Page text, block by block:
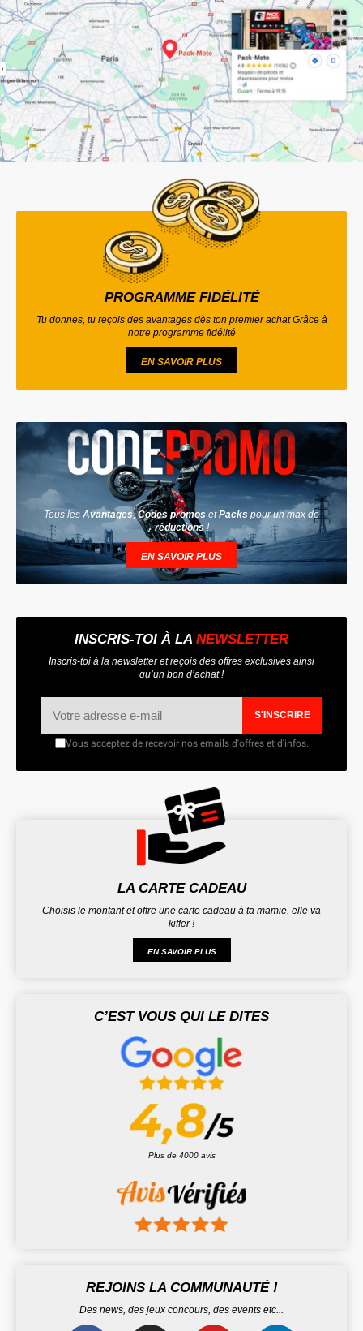
PROGRAMME FIDÉLITÉ
Tu donnes, tu reçois des avantages dès ton premier achat Grâce à
notre programme fidélité
EN SAVOIR PLUS
Tous les Avantages,Codes promos etPacks pour un max de
réductions !
EN SAVOIR PLUS
INSCRIS-TOI À LA NEWSLETTER
Inscris-toi à la newsletter et reçois des offres exclusives ainsi
qu’un bon d’achat !
S'INSCRIRE
Vous acceptez de recevoir nos emails d'offres et d'infos.
LA CARTE CADEAU
Choisis le montant et offre une carte cadeau à ta mamie, elle va
kiffer !
EN SAVOIR PLUS
C’EST VOUS QUI LE DITES
Plus de 4000 avis
REJOINS LA COMMUNAUTÉ !
Des news, des jeux concours, des events etc...